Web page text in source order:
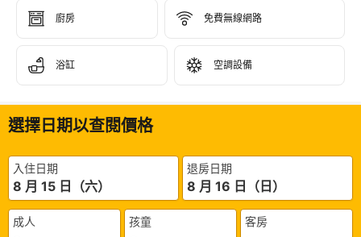
廚房 免費無線網路
浴缸 空調設備
選擇日期以查閱價格
入住日期
8 月 15 日（六）
退房日期
8 月 16 日（日）
成人 孩童 客房